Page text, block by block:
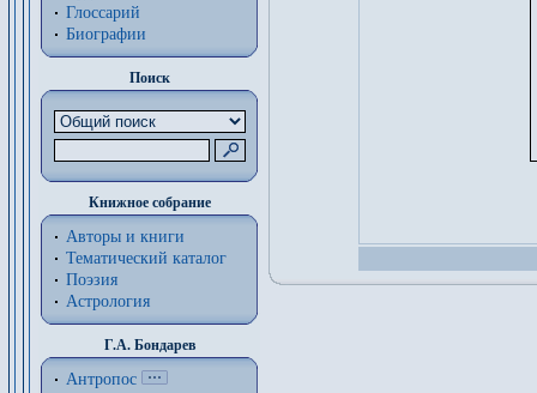
Глоссарий
Биографии
Поиск
Книжное собрание
Авторы и книги
Тематический каталог
Поэзия
Астрология
Г.А. Бондарев
Антропос